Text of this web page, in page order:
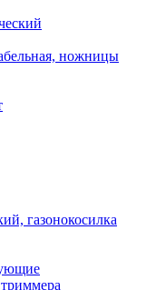
ножницы
газонокосилка